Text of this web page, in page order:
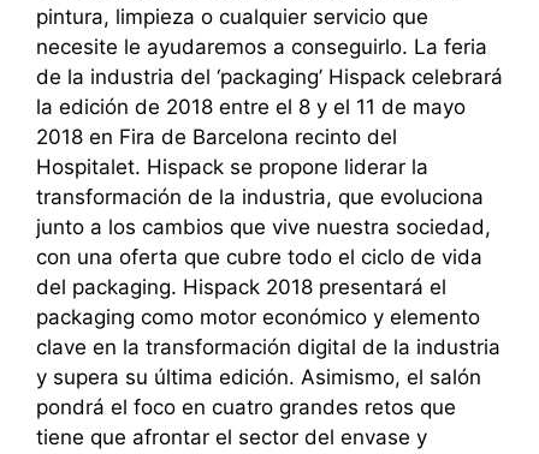
pintura, limpieza o cualquier servicio que
necesite le ayudaremos a conseguirlo. La feria
de la industria del ‘packaging’ Hispack celebrará
la edición de 2018 entre el 8 y el 11 de mayo
2018 en Fira de Barcelona recinto del
Hospitalet. Hispack se propone liderar la
transformación de la industria, que evoluciona
junto a los cambios que vive nuestra sociedad,
con una oferta que cubre todo el ciclo de vida
del packaging. Hispack 2018 presentará el
packaging como motor económico y elemento
clave en la transformación digital de la industria
y supera su última edición. Asimismo, el salón
pondrá el foco en cuatro grandes retos que
tiene que afrontar el sector del envase y